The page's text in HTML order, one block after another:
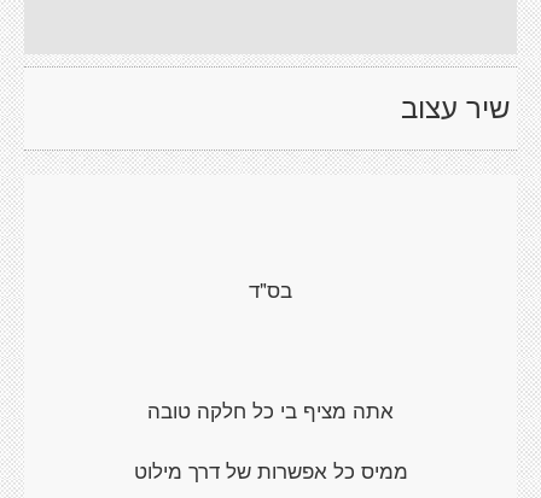
שיר עצוב
בס"ד
אתה מציף בי כל חלקה טובה
ממיס כל אפשרות של דרך מילוט